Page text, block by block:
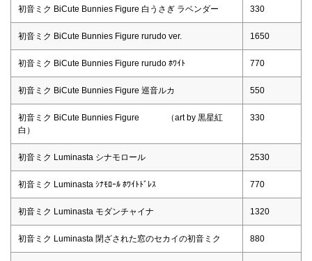
初音ミク BiCute Bunnies Figure 白うさぎ ラベンダー 330
初音ミク BiCute Bunnies Figure rurudo ver. 1650
初音ミク BiCute Bunnies Figure rurudo ﾎﾜｲﾄ 770
初音ミク BiCute Bunnies Figure 巡音ルカ 550
初音ミク BiCute Bunnies Figure （art by 黒星紅
白）
330
初音ミク Luminasta シナモロール 2530
初音ミク Luminasta ｼﾅﾓﾛｰﾙ ﾎﾜｲﾄﾄﾞﾚｽ 770
初音ミク Luminasta モダンチャイナ 1320
初音ミク Luminasta 閉ざされた窓のセカイの初音ミク 880